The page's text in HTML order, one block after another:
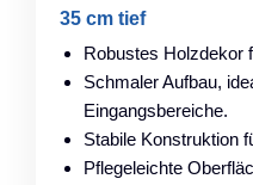
35 cm tief
Robustes Holzdekor
Schmaler Aufbau,
Eingangsbereiche.
Stabile Konstruktion
Pflegeleichte